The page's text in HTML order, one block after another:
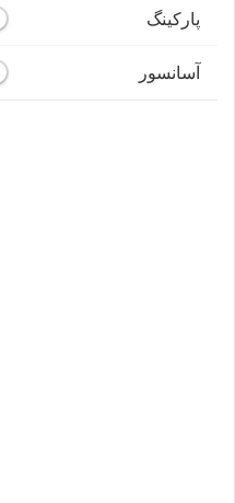
پارکینگ
آسانسور